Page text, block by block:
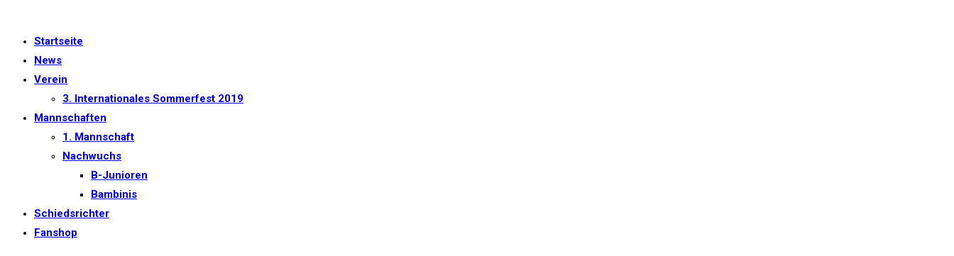
Startseite
News
Verein
3. Internationales Sommerfest 2019
Mannschaften
1. Mannschaft
Nachwuchs
B-Junioren
Bambinis
Schiedsrichter
Fanshop